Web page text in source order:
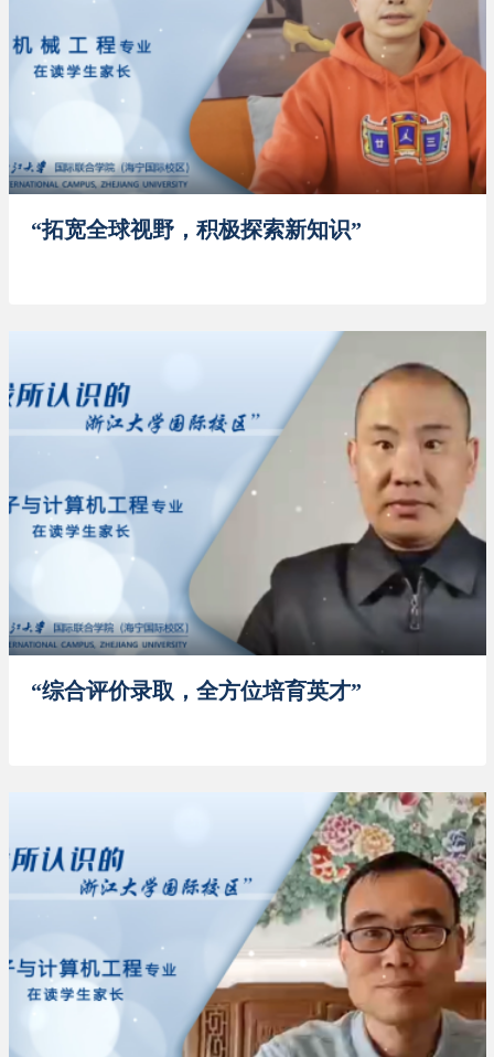
“拓宽全球视野，积极探索新知识”
“综合评价录取，全方位培育英才”